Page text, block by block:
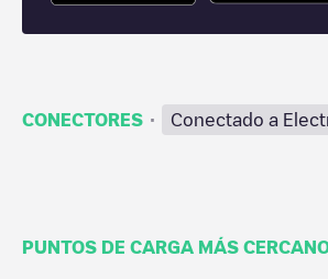
CONECTORES · Conectado a
PUNTOS DE CARGA MÁS